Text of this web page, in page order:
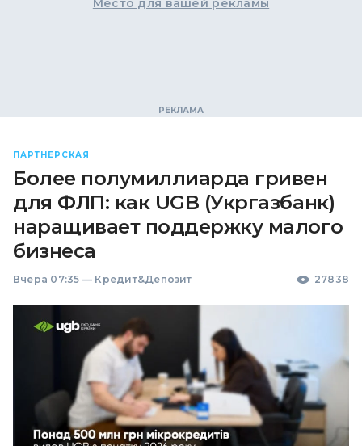
Место для вашей рекламы
ПАРТНЕРСКАЯ
Более полумиллиарда гривен
для ФЛП: как UGB (Укргазбанк)
наращивает поддержку малого
бизнеса
Вчера 07:35 — Кредит&Депозит 27838